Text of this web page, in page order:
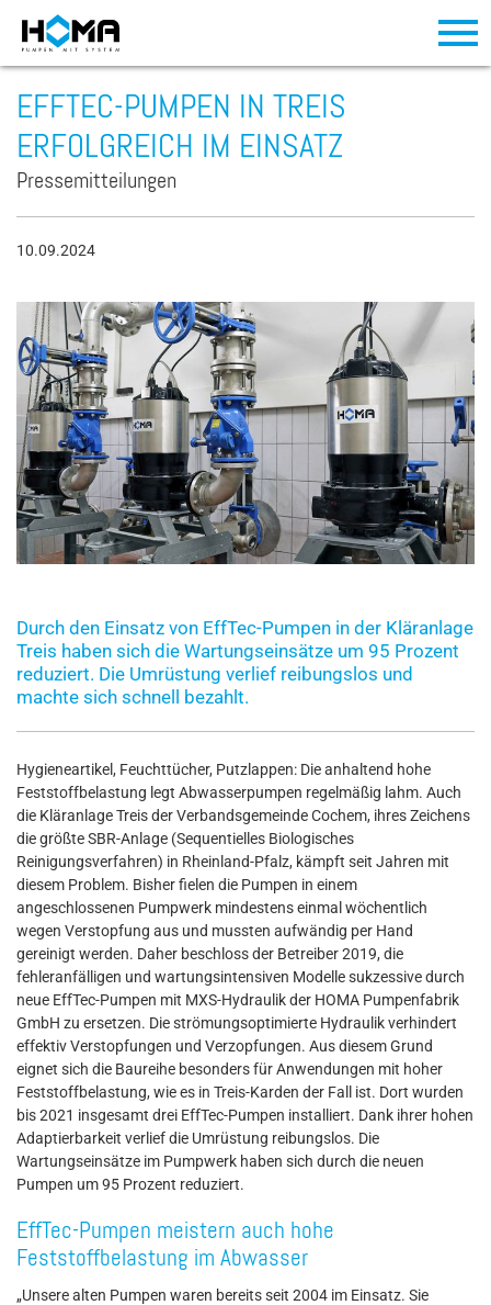
EFFTEC-PUMPEN IN TREIS
ERFOLGREICH IM EINSATZ
Pressemitteilungen
10.09.2024
Durch den Einsatz von EffTec-Pumpen in der Kläranlage
Treis haben sich die Wartungseinsätze um 95 Prozent
reduziert. Die Umrüstung verlief reibungslos und
machte sich schnell bezahlt.
Hygieneartikel, Feuchttücher, Putzlappen: Die anhaltend hohe
Feststoffbelastung legt Abwasserpumpen regelmäßig lahm. Auch
die Kläranlage Treis der Verbandsgemeinde Cochem, ihres Zeichens
die größte SBR-Anlage (Sequentielles Biologisches
Reinigungsverfahren) in Rheinland-Pfalz, kämpft seit Jahren mit
diesem Problem. Bisher fielen die Pumpen in einem
angeschlossenen Pumpwerk mindestens einmal wöchentlich
wegen Verstopfung aus und mussten aufwändig per Hand
gereinigt werden. Daher beschloss der Betreiber 2019, die
fehleranfälligen und wartungsintensiven Modelle sukzessive durch
neue EffTec-Pumpen mit MXS-Hydraulik der HOMA Pumpenfabrik
GmbH zu ersetzen. Die strömungsoptimierte Hydraulik verhindert
effektiv Verstopfungen und Verzopfungen. Aus diesem Grund
eignet sich die Baureihe besonders für Anwendungen mit hoher
Feststoffbelastung, wie es in Treis-Karden der Fall ist. Dort wurden
bis 2021 insgesamt drei EffTec-Pumpen installiert. Dank ihrer hohen
Adaptierbarkeit verlief die Umrüstung reibungslos. Die
Wartungseinsätze im Pumpwerk haben sich durch die neuen
Pumpen um 95 Prozent reduziert.
EffTec-Pumpen meistern auch hohe
Feststoffbelastung im Abwasser
„Unsere alten Pumpen waren bereits seit 2004 im Einsatz. Sie